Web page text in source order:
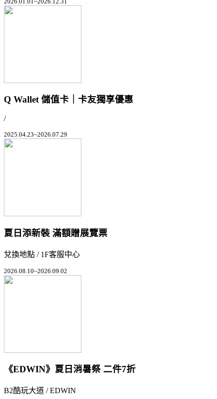
Q Wallet 儲值卡｜卡友獨享優惠
/
2025.04.23~2026.07.29
夏日添新裝 滿額贈展覽票
兌換地點 / 1F客服中心
2026.08.10~2026.09.02
《EDWIN》夏日消暑祭 二件7折
B2酷玩大道 / EDWIN